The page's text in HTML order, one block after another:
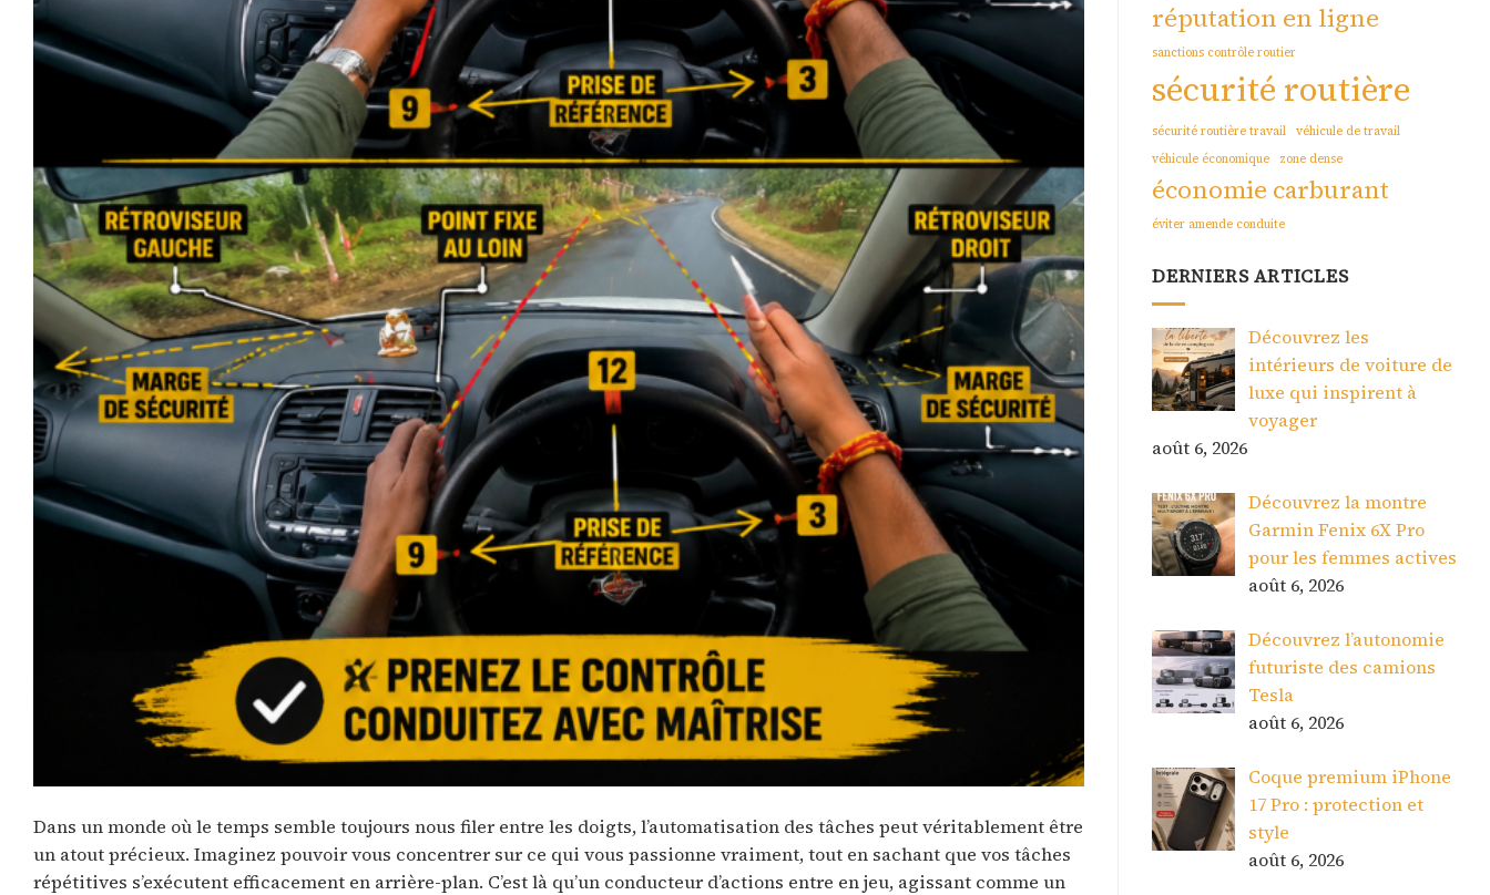
Dans un monde où le temps semble toujours nous filer entre les doigts, l’automatisation des tâches peut véritablement être
un atout précieux. Imaginez pouvoir vous concentrer sur ce qui vous passionne vraiment, tout en sachant que vos tâches
répétitives s’exécutent efficacement en arrière-plan. C’est là qu’un conducteur d’actions entre en jeu, agissant comme un
réputation en ligne
sanctions contrôle routier
sécurité routière
sécurité routière travail véhicule de travail
véhicule économique
zone dense
économie carburant
éviter amende conduite
DERNIERS ARTICLES
Découvrez les
intérieurs de voiture de
luxe qui inspirent à
voyager
août 6, 2026
Découvrez la montre
Garmin Fenix 6X Pro
pour les femmes actives
août 6, 2026
Découvrez l’autonomie
futuriste des camions
Tesla
août 6, 2026
Coque premium iPhone
17 Pro : protection et
style
août 6, 2026